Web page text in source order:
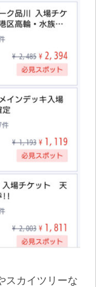
スカイツリーな